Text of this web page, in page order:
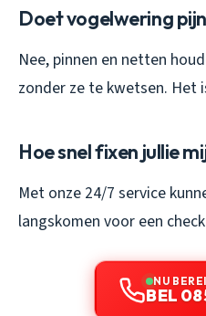
Doet vogelwering
Nee, pinnen en netten
zonder ze te kwetsen. Het
Hoe snel fixen jullie
Met onze 24/7 service
langskomen voor een
NU
BEL